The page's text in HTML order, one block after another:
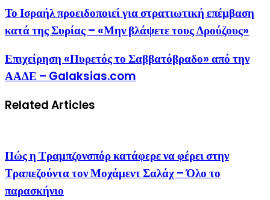
Το Ισραήλ προειδοποιεί για στρατιωτική επέμβαση
κατά της Συρίας – «Μην βλάψετε τους Δρούζους»
Επιχείρηση «Πυρετός το Σαββατόβραδο» από την
ΑΑΔΕ – Galaksias.com
Related Articles
Πώς η Τραμπζονσπόρ κατάφερε να φέρει στην
Τραπεζούντα τον Μοχάμεντ Σαλάχ – Όλο το
παρασκήνιο